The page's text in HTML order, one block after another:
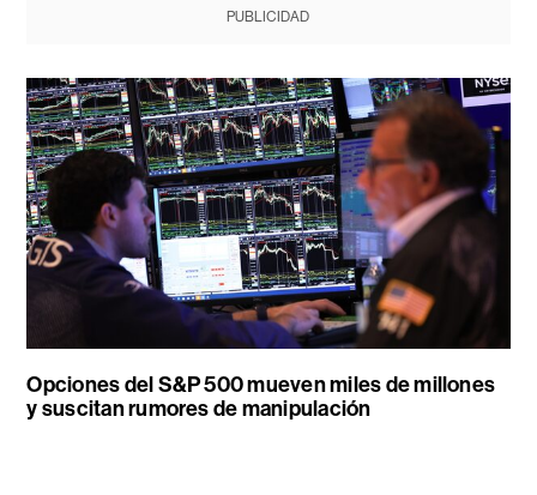
PUBLICIDAD
Opciones del S&P 500 mueven miles de millones
y suscitan rumores de manipulación